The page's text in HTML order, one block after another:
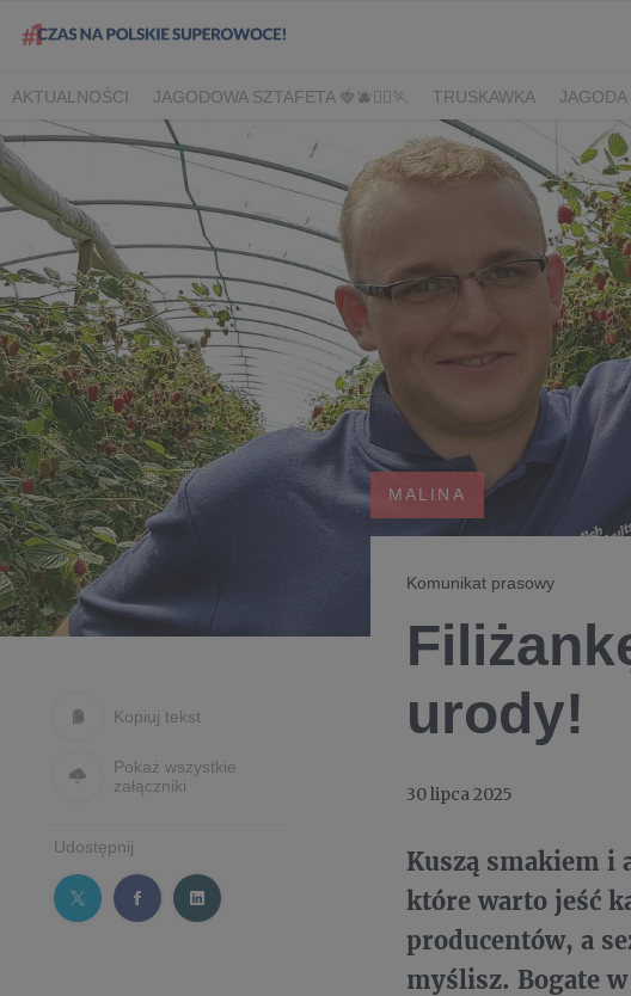
AKTUALNOŚCI JAGODOWA SZTAFETA 🍓🫐🏃‍♀️🏃 TRUSKAWKA
DLA HANDLU
DLA MEDIÓW DLA PLANTATORÓW NARODOWY DZIEŃ
BORÓWKA
AGREST CORE TEAM BERRY INNOVATION BERRY FEST
OWOCOWE LATO W KONESERZE
JAGODOWE MISTRZOSTWA ŚWIATA
WYBORY 2022
WYBORY 2021 WYBORY 2020 LATO Z BORÓWKAMI
Kopiuj tekst
Pokaż wszystkie
załączniki
Udostępnij
MALINA
Komunikat prasowy
urody!
30 lipca 2025
Kuszą smakiem i
które warto jeść
producentów, a
myślisz. Bogate